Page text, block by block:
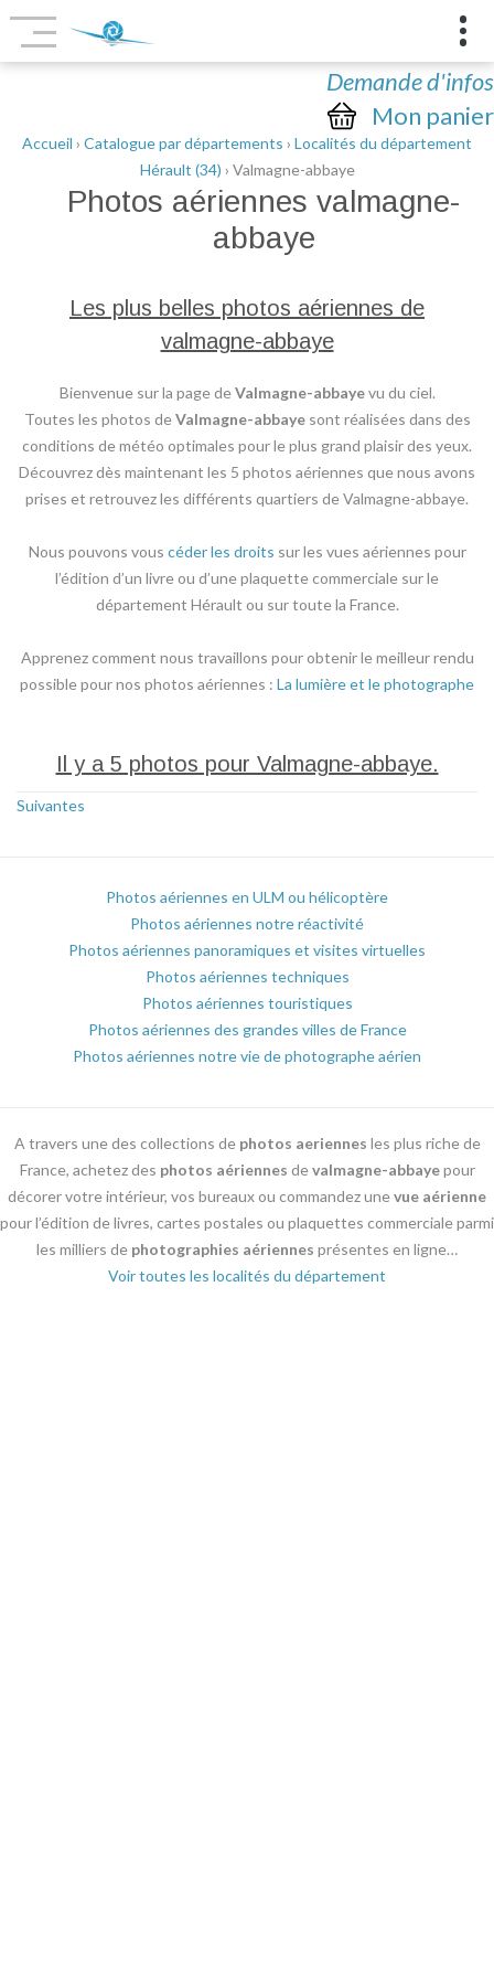
Demande d'infos
Mon panier
Accueil › Catalogue par départements › Localités du département
Hérault (34) › Valmagne-abbaye
Photos aériennes valmagne-
abbaye
Les plus belles photos aériennes de
valmagne-abbaye
Bienvenue sur la page deValmagne-abbayevu du ciel.
Toutes les photos deValmagne-abbayesont réalisées dans des
conditions de météo optimales pour le plus grand plaisir des yeux.
Découvrez dès maintenant les 5 photos aériennes que nous avons
prises et retrouvez les différents quartiers de Valmagne-abbaye.
Nous pouvons vous céder les droits sur les vues aériennes pour
l’édition d’un livre ou d’une plaquette commerciale sur le
département Hérault ou sur toute la France.
Apprenez comment nous travaillons pour obtenir le meilleur rendu
possible pour nos photos aériennes : La lumière et le photographe
Il y a 5 photos pour Valmagne-abbaye.
Suivantes
Photos aériennes en ULM ou hélicoptère
Photos aériennes notre réactivité
Photos aériennes panoramiques et visites virtuelles
Photos aériennes techniques
Photos aériennes touristiques
Photos aériennes des grandes villes de France
Photos aériennes notre vie de photographe aérien
A travers une des collections de photos aeriennes les plus riche de
France, achetez des photos aériennes devalmagne-abbayepour
décorer votre intérieur, vos bureaux ou commandez unevue aérienne
pour l’édition de livres, cartes postales ou plaquettes commerciale parmi
les milliers de photographies aériennes présentes en ligne…
Voir toutes les localités du département